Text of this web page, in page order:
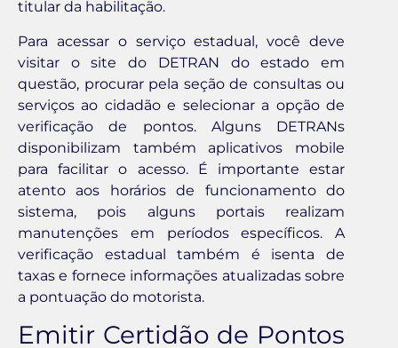
titular da habilitação.
Para acessar o serviço estadual, você deve
visitar o site do DETRAN do estado em
questão, procurar pela seção de consultas ou
serviços ao cidadão e selecionar a opção de
verificação de pontos. Alguns DETRANs
disponibilizam também aplicativos mobile
para facilitar o acesso. É importante estar
atento aos horários de funcionamento do
sistema, pois alguns portais realizam
manutenções em períodos específicos. A
verificação estadual também é isenta de
taxas e fornece informações atualizadas sobre
a pontuação do motorista.
Emitir Certidão de Pontos